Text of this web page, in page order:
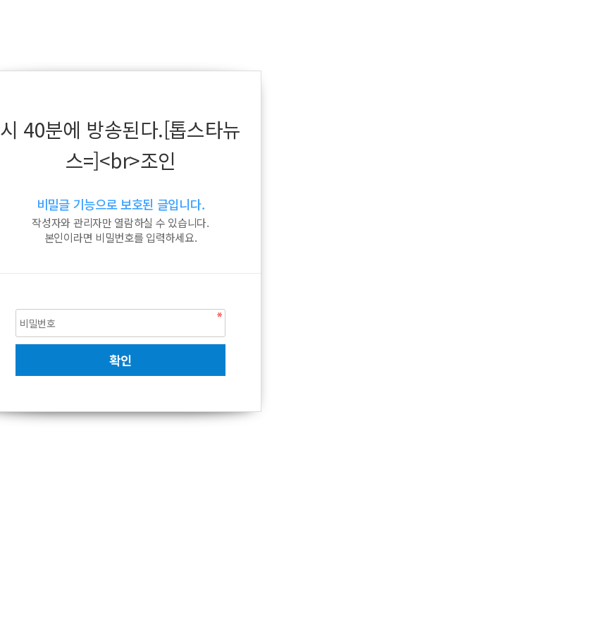
시 40분에 방송된다.[톱스타뉴
스=]<br>조인
비밀글 기능으로 보호된 글입니다.
작성자와 관리자만 열람하실 수 있습니다.
본인이라면 비밀번호를 입력하세요.